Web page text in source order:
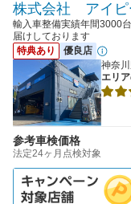
株式会社 アイピ
輸入車整備実績年間3000
届けしております
特典あり
優良店
神奈
エリ
参考車検価格
法定24ヶ月点検対象